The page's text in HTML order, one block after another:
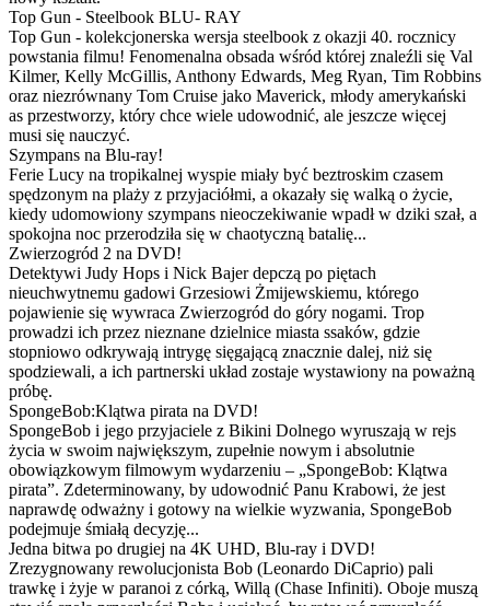
Top Gun - Steelbook BLU- RAY
Top Gun - kolekcjonerska wersja steelbook z okazji 40. rocznicy
powstania filmu! Fenomenalna obsada wśród której znaleźli się Val
Kilmer, Kelly McGillis, Anthony Edwards, Meg Ryan, Tim Robbins
oraz niezrównany Tom Cruise jako Maverick, młody amerykański
as przestworzy, który chce wiele udowodnić, ale jeszcze więcej
musi się nauczyć.
Szympans na Blu-ray!
Ferie Lucy na tropikalnej wyspie miały być beztroskim czasem
spędzonym na plaży z przyjaciółmi, a okazały się walką o życie,
kiedy udomowiony szympans nieoczekiwanie wpadł w dziki szał, a
spokojna noc przerodziła się w chaotyczną batalię...
Zwierzogród 2 na DVD!
Detektywi Judy Hops i Nick Bajer depczą po piętach
nieuchwytnemu gadowi Grzesiowi Żmijewskiemu, którego
pojawienie się wywraca Zwierzogród do góry nogami. Trop
prowadzi ich przez nieznane dzielnice miasta ssaków, gdzie
stopniowo odkrywają intrygę sięgającą znacznie dalej, niż się
spodziewali, a ich partnerski układ zostaje wystawiony na poważną
próbę.
SpongeBob:Klątwa pirata na DVD!
SpongeBob i jego przyjaciele z Bikini Dolnego wyruszają w rejs
życia w swoim największym, zupełnie nowym i absolutnie
obowiązkowym filmowym wydarzeniu – „SpongeBob: Klątwa
pirata”. Zdeterminowany, by udowodnić Panu Krabowi, że jest
naprawdę odważny i gotowy na wielkie wyzwania, SpongeBob
podejmuje śmiałą decyzję...
Jedna bitwa po drugiej na 4K UHD, Blu-ray i DVD!
Zrezygnowany rewolucjonista Bob (Leonardo DiCaprio) pali
trawkę i żyje w paranoi z córką, Willą (Chase Infiniti). Oboje muszą